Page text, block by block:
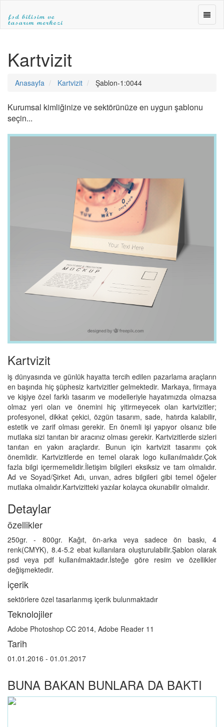
ve
TASARIM
|ANKARA
TASARIM|fsdbilisim.com
FSD
Kartvizit
Anasayfa Kartvizit Şablon-1:0044
Kurumsal kimliğinize ve sektörünüze en uygun şablonu
seçin...
Kartvizit
iş dünyasında ve günlük hayatta tercih edilen pazarlama araçların
en başında hiç şüphesiz kartvizitler gelmektedir. Markaya, firmaya
ve kişiye özel farklı tasarım ve modelleriyle hayatımızda olmazsa
olmaz yeri olan ve önemini hiç yitirmeyecek olan kartvizitler;
profesyonel, dikkat çekici, özgün tasarım, sade, hatırda kalabilir,
estetik ve zarif olması gerekir. En önemli işi yapıyor olsanız bile
mutlaka sizi tanıtan bir aracınız olması gerekir. Kartvizitlerde sizleri
tanıtan en yakın araçlardır. Bunun için kartvizit tasarımı çok
önemlidir. Kartvizitlerde en temel olarak logo kullanılmalıdır.Çok
fazla bilgi içermemelidir.İletişim bilgileri eksiksiz ve tam olmalıdır.
Ad ve Soyad/Şirket Adı, unvan, adres bilgileri gibi temel öğeler
mutlaka olmalıdır.Kartvizitteki yazılar kolayca okunabilir olmalıdır.
Detaylar
özellikler
250gr. - 800gr. Kağıt, ön-arka veya sadece ön baskı, 4
renk(CMYK), 8.4-5.2 ebat kullanılara oluşturulabilir.Şablon olarak
psd veya pdf kullanılmaktadır.İsteğe göre resim ve özellikler
değişmektedir.
içerik
sektörlere özel tasarlanmış içerik bulunmaktadır
Teknolojiler
Adobe Photoshop CC 2014, Adobe Reader 11
Tarih
01.01.2016 - 01.01.2017
BUNA BAKAN BUNLARA DA BAKTI